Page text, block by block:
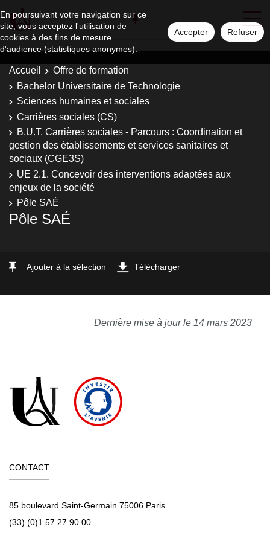
En poursuivant votre navigation sur ce
site, vous acceptez l'utilisation de
cookies à des fins de mesure
d'audience (statistiques anonymes).
Accepter Refuser
Accueil
Offre de formation
Bachelor Universitaire de Technologie
Sciences humaines et sociales
Carrières sociales (CS)
B.U.T. Carrières sociales - Parcours : Coordination et
gestion des établissements et services sanitaires et
sociaux (CGE3S)
UE 2.1. Concevoir des interventions adaptées aux
enjeux de la société
Pôle SAÉ
Pôle SAÉ
Ajouter à la sélection Télécharger
Dernière mise à jour le 14 mars 2023
CONTACT
85 boulevard Saint-Germain 75006 Paris
(33) (0)1 57 27 90 00